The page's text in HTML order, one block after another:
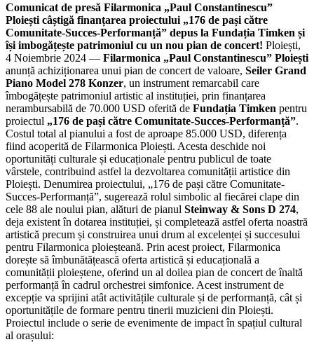
Comunicat de presă Filarmonica „Paul Constantinescu”
Ploiești câștigă finanțarea proiectului „176 de pași către
Comunitate-Succes-Performanță” depus la Fundația Timken și
își imbogățește patrimoniul cu un nou pian de concert! Ploiești,
4 Noiembrie 2024 — Filarmonica „Paul Constantinescu” Ploiești
anunță achiziționarea unui pian de concert de valoare, Seiler Grand
Piano Model 278 Konzer, un instrument remarcabil care
îmbogățește patrimoniul artistic al instituției, prin finanțarea
nerambursabilă de 70.000 USD oferită de Fundația Timken pentru
proiectul „176 de pași către Comunitate-Succes-Performanță”.
Costul total al pianului a fost de aproape 85.000 USD, diferența
fiind acoperită de Filarmonica Ploiești. Acesta deschide noi
oportunități culturale și educaționale pentru publicul de toate
vârstele, contribuind astfel la dezvoltarea comunității artistice din
Ploiești. Denumirea proiectului, „176 de pași către Comunitate-
Succes-Performanță”, sugerează rolul simbolic al fiecărei clape din
cele 88 ale noului pian, alături de pianul Steinway & Sons D 274,
deja existent în dotarea instituției, și completează astfel oferta noastră
artistică precum și construirea unui drum al excelenței și succesului
pentru Filarmonica ploieșteană. Prin acest proiect, Filarmonica
dorește să îmbunătățească oferta artistică și educațională a
comunității ploieștene, oferind un al doilea pian de concert de înaltă
performanță în cadrul orchestrei simfonice. Acest instrument de
excepție va sprijini atât activitățile culturale și de performanță, cât și
oportunitățile de formare pentru tinerii muzicieni din Ploiești.
Proiectul include o serie de evenimente de impact în spațiul cultural
al orașului: